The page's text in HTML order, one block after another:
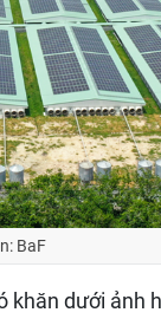
BaF
khăn dưới ảnh